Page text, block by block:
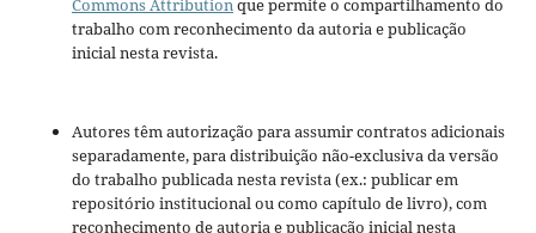
Commons Attributionque permite o compartilhamento do
trabalho com reconhecimento da autoria e publicação
inicial nesta revista.
Autores têm autorização para assumir contratos adicionais
separadamente, para distribuição não-exclusiva da versão
do trabalho publicada nesta revista (ex.: publicar em
repositório institucional ou como capítulo de livro), com
reconhecimento de autoria e publicação inicial nesta